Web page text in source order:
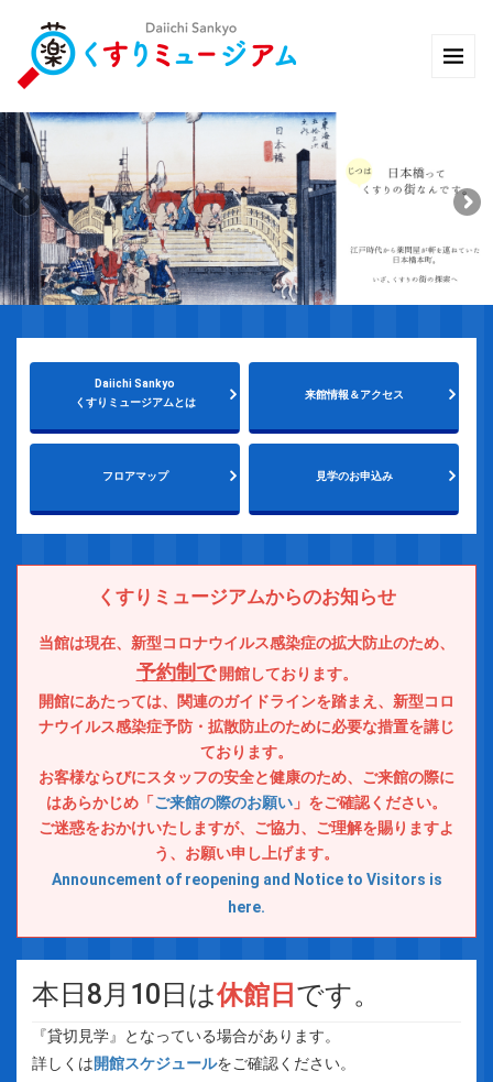
Daiichi Sankyo
くすりミュージアムとは
フロアマップ
来館情報＆アクセス
見学のお申込み
くすりミュージアムからのお知らせ
当館は現在、新型コロナウイルス感染症の拡大防止のため、
予約制で開館しております。
開館にあたっては、関連のガイドラインを踏まえ、新型コロ
ナウイルス感染症予防・拡散防止のために必要な措置を講じ
ております。
お客様ならびにスタッフの安全と健康のため、ご来館の際に
はあらかじめ「 ご来館の際のお願い 」をご確認ください。
ご迷惑をおかけいたしますが、ご協力、ご理解を賜りますよ
う、お願い申し上げます。
Announcement of reopening and Notice to Visitors is
here.
本日8月10日は休館日 です。
『貸切見学』となっている場合があります。
詳しくは開館スケジュールをご確認ください。